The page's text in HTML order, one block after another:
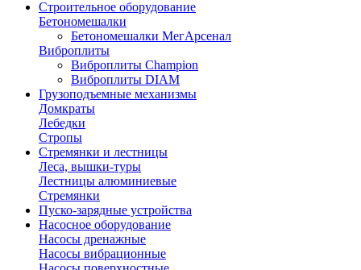
Строительное оборудование
Бетономешалки
Бетономешалки МегАрсенал
Виброплиты
Виброплиты Champion
Виброплиты DIAM
Грузоподъемные механизмы
Домкраты
Лебедки
Стропы
Стремянки и лестницы
Леса, вышки-туры
Лестницы алюминиевые
Стремянки
Пуско-зарядные устройства
Насосное оборудование
Насосы дренажные
Насосы вибрационные